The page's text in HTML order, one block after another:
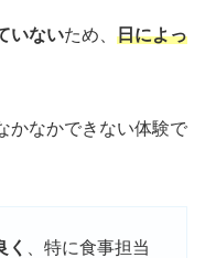
いないため、 日によっ
かなかできない体験で
く
、特に食事担当